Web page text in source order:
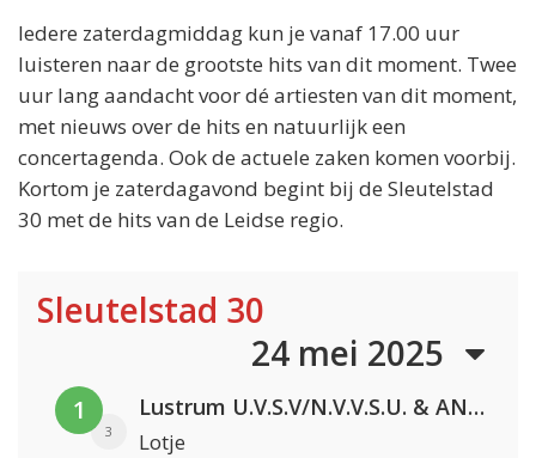
Iedere zaterdagmiddag kun je vanaf 17.00 uur
luisteren naar de grootste hits van dit moment. Twee
uur lang aandacht voor dé artiesten van dit moment,
met nieuws over de hits en natuurlijk een
concertagenda. Ook de actuele zaken komen voorbij.
Kortom je zaterdagavond begint bij de Sleutelstad
30 met de hits van de Leidse regio.
Sleutelstad 30
24 mei 2025
1
3
Lustrum U.V.S.V/N.V.V.S.U. & ANNO ONS & Jopke van Dobbenburgh & Roeland Beelen
Lotje